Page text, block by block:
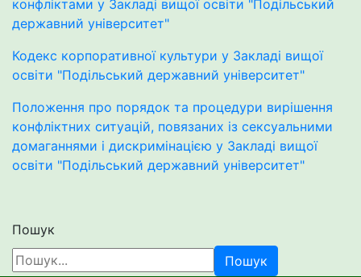
конфліктами у Закладі вищої освіти "Подільський
державний університет"
Кодекс корпоративної культури у Закладі вищої
освіти "Подільський державний університет"
Положення про порядок та процедури вирішення
конфліктних ситуацій, повязаних із сексуальними
домаганнями і дискримінацією у Закладі вищої
освіти "Подільський державний університет"
Пошук
Пошук